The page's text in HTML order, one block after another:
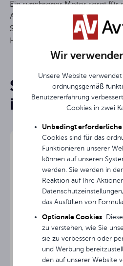
Wir
Unsere Website
ordnungsgemäß
Benutzererfahrung
Cookies in zwei
Unbedingt erforderliche
Cookies sind für das
Funktionieren unserer
können auf unseren
werden. Sie werden in
Reaktion auf Ihre
das Ausfüllen von
Optionale Cookies:
zu verstehen, wie Sie
sie zu verbessern oder
und Werbung
den auf unserer Website
Ein synchroner Motor sorgt für
Ausklappen der Leinwand
Steuerung über Kabel (optional
HD-Bilddarstellung möglich
Bildschirmtyp
Diagonale 116 "
Breite des
245
Höhe des
Bildschirms
189
Bildbreite 240
Bildhöhe 180
Seitliche schwarze
Rahmen
Schwarz TOP 5.5
Rysunek techniczny dwg do
Instrukcja obsługi
Avtek Wall Electric - broszura
Rysunek techniczny w PDF do
Sie könnten
interessiert
Mobile Rahmenleinwand